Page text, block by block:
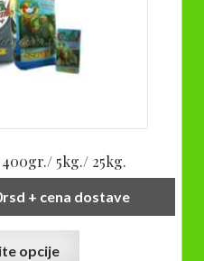
5kg./ 25kg.
rsdRaspon
cena:
+ cena dostave
opcije